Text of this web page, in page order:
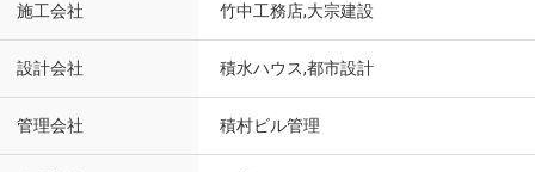
施工会社 竹中工務店,大宗建設
設計会社 積水ハウス,都市設計
管理会社 積村ビル管理